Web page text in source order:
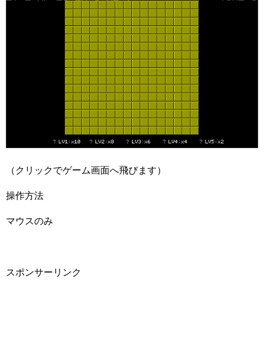
（クリックでゲーム画面へ飛びます）
操作方法
マウスのみ
スポンサーリンク